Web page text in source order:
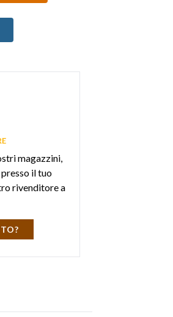
magazzini,
il tuo
rivenditore a